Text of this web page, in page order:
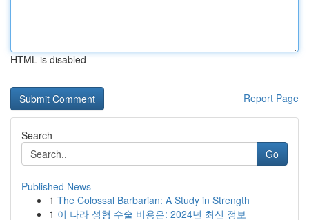
HTML is disabled
Report Page
Search
Go
Published News
1 The Colossal Barbarian: A Study in Strength
1 이 나라 성형 수술 비용은: 2024년 최신 정보